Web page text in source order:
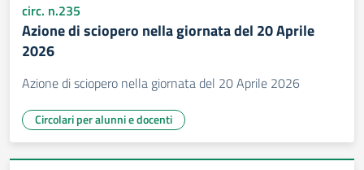
circ. n.235
Azione di sciopero nella giornata del 20 Aprile
2026
Azione di sciopero nella giornata del 20 Aprile 2026
Circolari per alunni e docenti